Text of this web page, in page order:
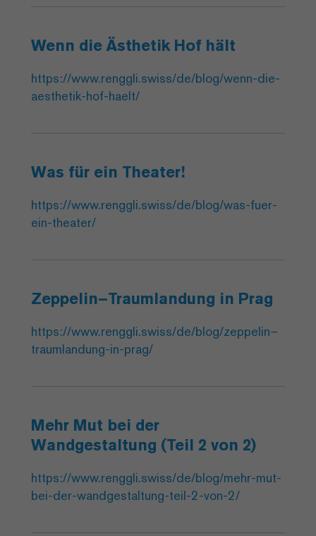
Wenn die Ästhetik Hof hält
https://www.renggli.swiss/de/blog/wenn-die-
aesthetik-hof-haelt/
Was für ein Theater!
https://www.renggli.swiss/de/blog/was-fuer-
ein-theater/
Zeppelin–Traumlandung in Prag
https://www.renggli.swiss/de/blog/zeppelin–
traumlandung-in-prag/
Mehr Mut bei der
Wandgestaltung (Teil 2 von 2)
https://www.renggli.swiss/de/blog/mehr-mut-
bei-der-wandgestaltung-teil-2-von-2/